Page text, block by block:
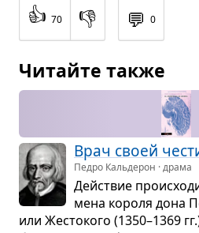
👍 70 👎 💬 0
Читайте также
Врач своей
Педро Кальдерон · драма
Действие
мена короля дона
или Жесто­кого (1350–1369